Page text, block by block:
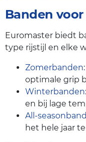
Banden
Euromaster biedt
type rijstijl en elke
Zomerbanden
optimale grip
Winterbanden
en bij lage
All-
het hele jaar